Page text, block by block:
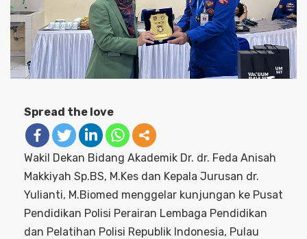
Spread the love
Wakil Dekan Bidang Akademik Dr. dr. Feda Anisah
Makkiyah Sp.BS, M.Kes dan Kepala Jurusan dr.
Yulianti, M.Biomed menggelar kunjungan ke Pusat
Pendidikan Polisi Perairan Lembaga Pendidikan
dan Pelatihan Polisi Republik Indonesia, Pulau